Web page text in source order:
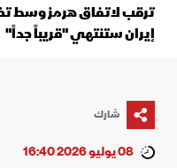
ترقب لاتفاق هرمز وسط
إيران ستنتهي "قريباً جداً"
شارك
08 يوليو 2026 16:40